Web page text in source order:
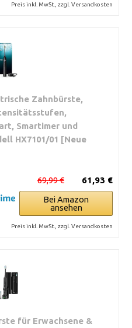
Preis inkl. MwSt., zzgl. Versandkosten
Zahnbürste,
Smartimer und
HX7101/01 [Neue
61,93 €
69,99 €
Bei Amazon
ansehen
Preis inkl. MwSt., zzgl. Versandkosten
für Erwachsene &